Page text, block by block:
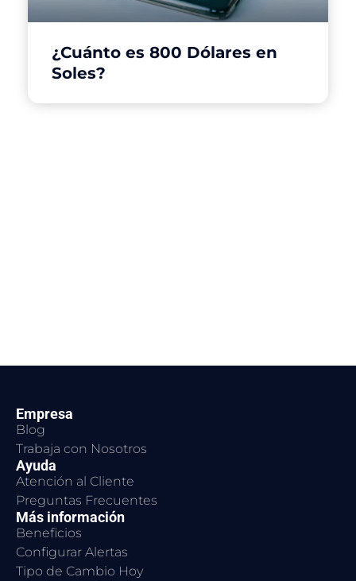
¿Cuánto es 800 Dólares en
Soles?
Empresa
Blog
Trabaja con Nosotros
Ayuda
Atención al Cliente
Preguntas Frecuentes
Más información
Beneficios
Configurar Alertas
Tipo de Cambio Hoy